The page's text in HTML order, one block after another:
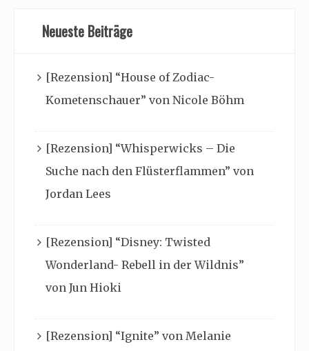
Neueste Beiträge
[Rezension] “House of Zodiac-
Kometenschauer” von Nicole Böhm
[Rezension] “Whisperwicks – Die
Suche nach den Flüsterflammen” von
Jordan Lees
[Rezension] “Disney: Twisted
Wonderland- Rebell in der Wildnis”
von Jun Hioki
[Rezension] “Ignite” von Melanie